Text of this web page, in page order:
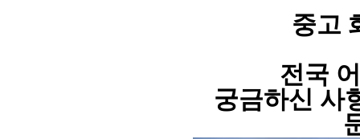
중고
전국
궁금하신 사